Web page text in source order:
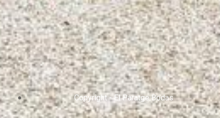
Copyright - El Paratge Bodas